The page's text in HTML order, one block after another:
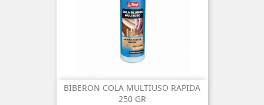
BIBERON COLA MULTIUSO RAPIDA
250 GR